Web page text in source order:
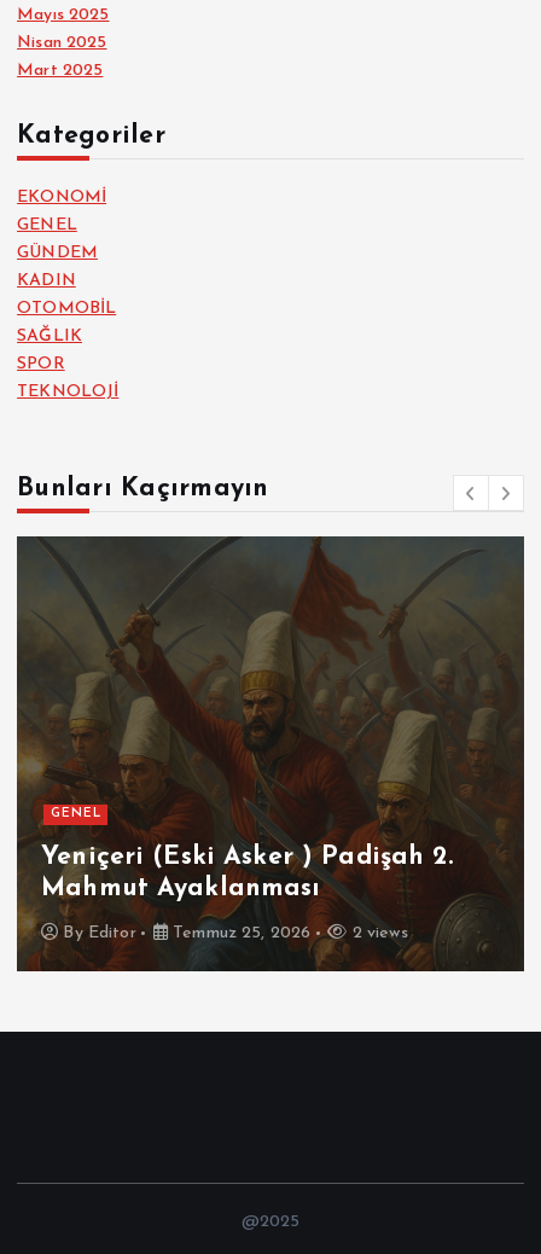
Mayıs 2025
Nisan 2025
Mart 2025
Kategoriler
EKONOMİ
GENEL
GÜNDEM
KADIN
OTOMOBİL
SAĞLIK
SPOR
TEKNOLOJİ
Bunları Kaçırmayın
GENEL
Yeniçeri (Eski Asker ) Padişah 2.
Mahmut Ayaklanması
ByEditor Temmuz 25, 2026 2 views
@2025